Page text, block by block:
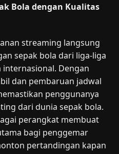
Bola dengan Kualitas
streaming langsung
sepak bola dari liga-liga
Dengan
dan pembaruan jadwal
penggunanya
dari dunia sepak bola.
perangkat membuat
bagi penggemar
pertandingan kapan